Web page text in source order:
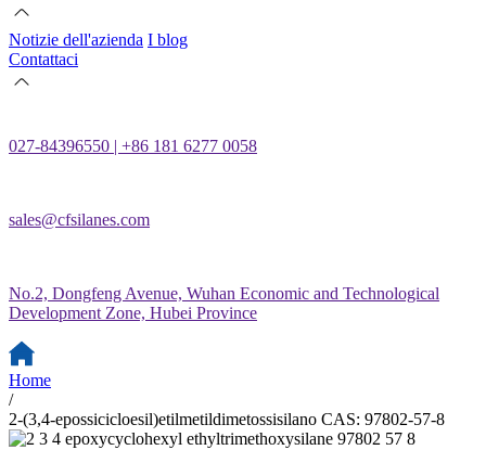
Notizie dell'azienda I blog
Contattaci
027-84396550 | +86 181 6277 0058
sales@cfsilanes.com
No.2, Dongfeng Avenue, Wuhan Economic and Technological
Development Zone, Hubei Province
Home
/
2-(3,4-epossicicloesil)etilmetildimetossisilano CAS: 97802-57-8